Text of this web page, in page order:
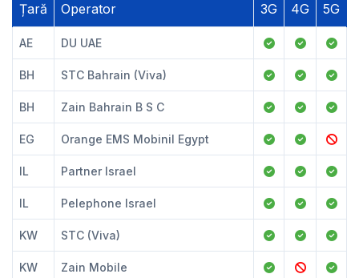
Țară Operator 3G 4G 5G
AE DU UAE
BH STC Bahrain (Viva)
BH Zain Bahrain B S C
EG Orange EMS Mobinil Egypt
IL Partner Israel
IL Pelephone Israel
KW STC (Viva)
KW
Zain Mobile